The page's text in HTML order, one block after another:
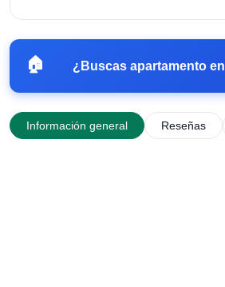
🏠 ¿Buscas apartamento en
Información general Reseñas